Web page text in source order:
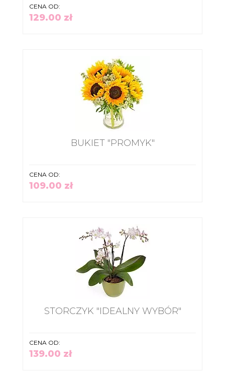
CENA OD:
129.00 zł
BUKIET "PROMYK"
CENA OD:
109.00 zł
STORCZYK "IDEALNY WYBÓR"
CENA OD:
139.00 zł